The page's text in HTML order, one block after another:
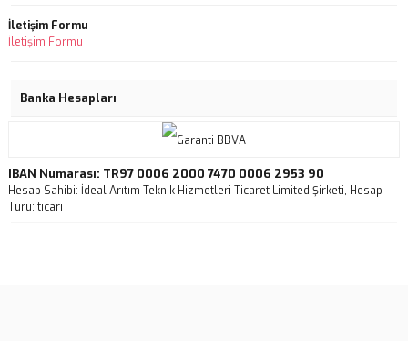
İletişim Formu
İletişim Formu
Banka Hesapları
IBAN Numarası: TR97 0006 2000 7470 0006 2953 90
Hesap Sahibi: İdeal Arıtım Teknik Hizmetleri Ticaret Limited Şirketi, Hesap
Türü: ticari